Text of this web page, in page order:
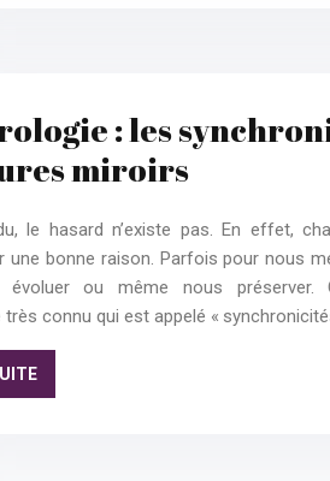
: les
miroirs
le hasard n’existe pas. En effet,
une bonne raison. Parfois pour nous
ou même nous préserver.
connu qui est appelé « synchronicités